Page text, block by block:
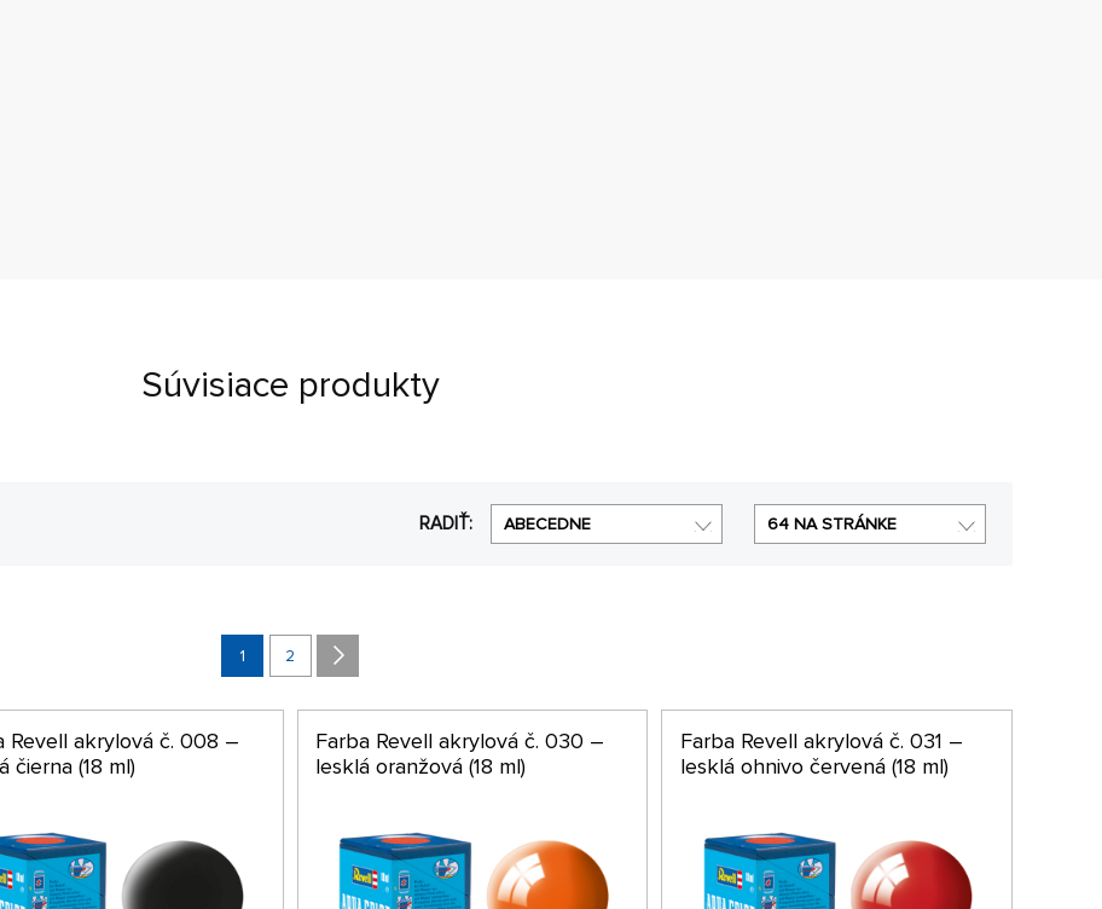
Súvisiace produkty
RADIŤ: ABECEDNE 64 NA STRÁNKE
1 2
Revell akrylová č. 008 –
čierna (18 ml)
Farba Revell akrylová č. 030 –
lesklá oranžová (18 ml)
Farba Revell akrylová č. 031 –
lesklá ohnivo červená (18 ml)